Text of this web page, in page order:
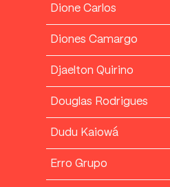
Dione Carlos
Diones Camargo
Djaelton Quirino
Douglas Rodrigues
Dudu Kaiowá
Erro Grupo